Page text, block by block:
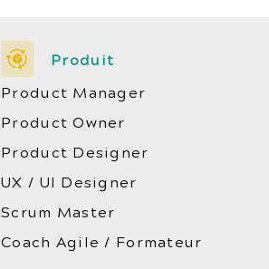
Produit
Product Manager
Product Owner
Product Designer
UX / UI Designer
Scrum Master
Coach Agile / Formateur